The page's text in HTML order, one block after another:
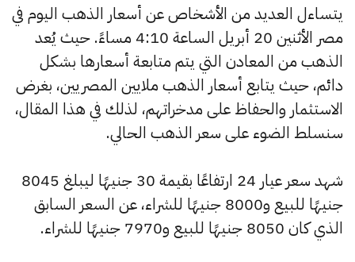
يتساءل العديد من الأشخاص عن أسعار الذهب اليوم في
مصر الأثنين 20 أبريل الساعة 4:10 مساءً. حيث يُعد
الذهب من المعادن التي يتم متابعة أسعارها بشكل
دائم، حيث يتابع أسعار الذهب ملايين المصريين، بغرض
الاستثمار والحفاظ على مدخراتهم، لذلك في هذا المقال،
سنسلط الضوء على سعر الذهب الحالي.
شهد سعر عيار 24 ارتفاعًا بقيمة 30 جنيهًا ليبلغ 8045
جنيهًا للبيع و8000 جنيهًا للشراء، عن السعر السابق
الذي كان 8050 جنيهًا للبيع و7970 جنيهًا للشراء.